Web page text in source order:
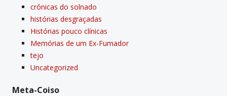
crónicas do solnado
histórias desgraçadas
Histórias pouco clí­nicas
Memórias de um Ex-Fumador
tejo
Uncategorized
Meta-Coiso